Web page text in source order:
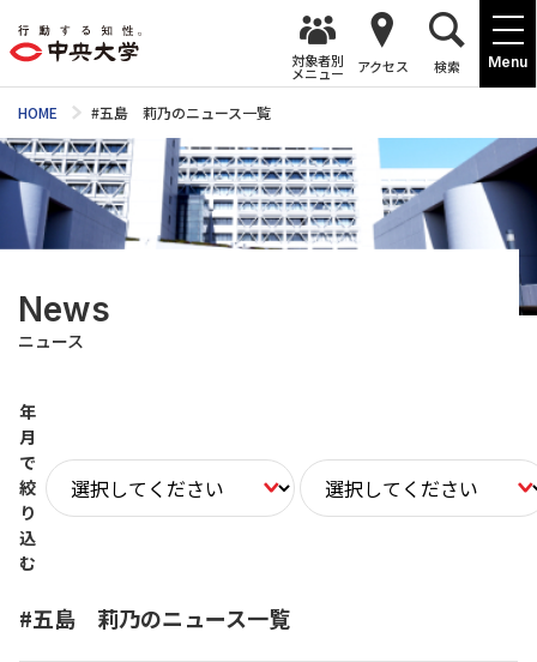
Menu
対象者別
メニュー アクセス 検索
HOME #五島 莉乃のニュース一覧
News
ニュース
年
月
で
絞
り
込
む
#五島 莉乃のニュース一覧